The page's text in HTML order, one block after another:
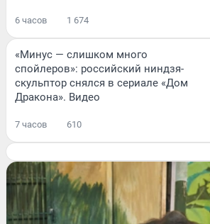
6 часов 1 674
«Минус — слишком много
спойлеров»: российский ниндзя-
скульптор снялся в сериале «Дом
Дракона». Видео
7 часов 610